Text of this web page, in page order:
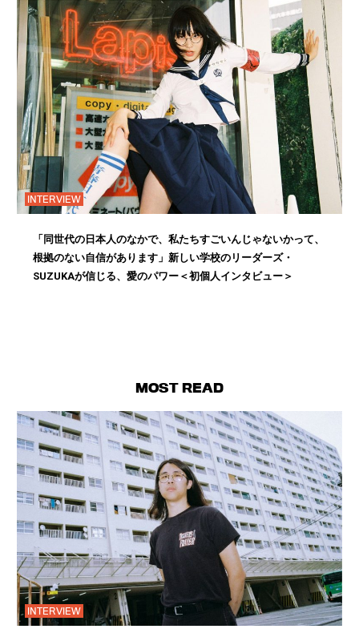
INTERVIEW
「同世代の日本人のなかで、私たちすごいんじゃないかって、
根拠のない自信があります」新しい学校のリーダーズ・
SUZUKAが信じる、愛のパワー＜初個人インタビュー＞
MOST READ
INTERVIEW